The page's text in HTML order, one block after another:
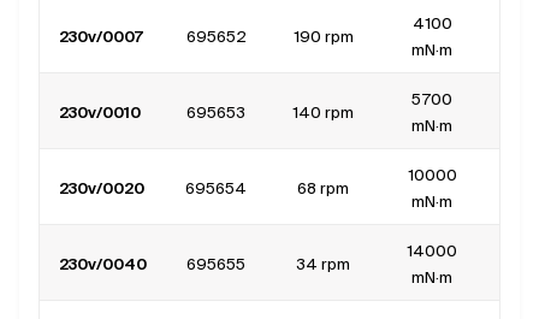
230v/0007 695652 190 rpm
4100
mN·m
230v/0010 695653 140 rpm
5700
mN·m
230v/0020 695654 68 rpm
10000
mN·m
230v/0040 695655 34 rpm
14000
mN·m